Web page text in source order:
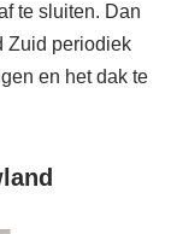
te sluiten. Dan
Zuid periodiek
en het dak te